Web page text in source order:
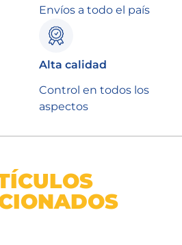
Envíos a todo el país
Alta calidad
Control en todos los
aspectos